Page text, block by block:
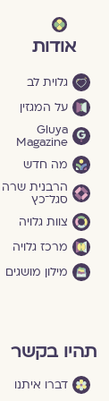
אודות
גלוית לב
על המגזין
Gluya
Magazine
מה חדש
הרבנית שרה
סגל־כץ
צוות גלויה
מרכז גלויה
מילון מושגים
תהיו בקשר
דברו איתנו